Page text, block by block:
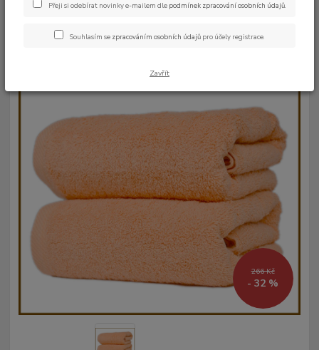
Osuška 70x140cm - meruňka-10
- 500g/m2
266 Kč
- 32 %
Přeji si odebírat novinky e-mailem dle podmínek zpracování osobních údajů.
Souhlasím se zpracováním osobních údajů pro účely registrace.
Zavřít